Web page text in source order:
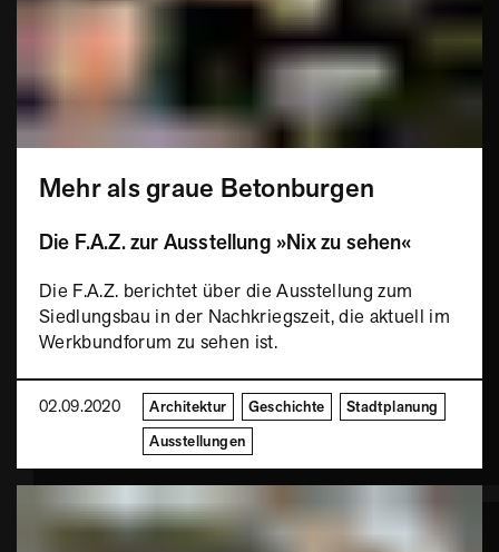
Mehr als graue Betonburgen
Die F.A.Z. zur Ausstellung »Nix zu sehen«
Die F.A.Z. berichtet über die Ausstellung zum
Siedlungsbau in der Nachkriegszeit, die aktuell im
Werkbundforum zu sehen ist.
02.09.2020 Architektur Geschichte
Stadtplanung
Ausstellungen